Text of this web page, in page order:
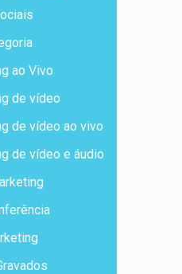
ao Vivo
de vídeo
de vídeo ao vivo
de vídeo e áudio